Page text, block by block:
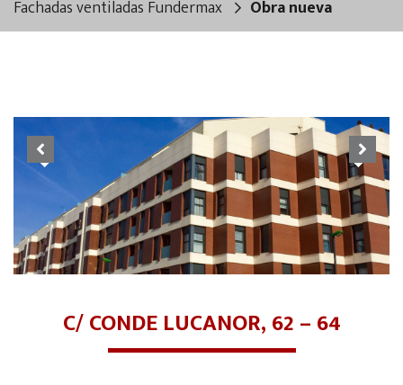
trabajos destacados
contacto
Fachadas ventiladas Fundermax Obra nueva
Previous Next
C/ CONDE LUCANOR, 62 – 64